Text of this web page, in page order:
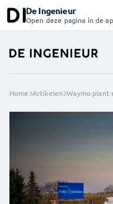
De Ingenieur
Open deze pagina in de
Home Artikelen Waymo plant